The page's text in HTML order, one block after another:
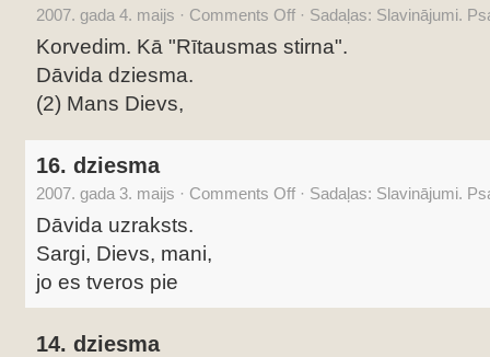
2007. gada 4. maijs · Comments Off · Sadaļas: Slavinājumi.
Korvedim. Kā "Rītausmas stirna".
Dāvida dziesma.
(2) Mans Dievs,
16. dziesma
2007. gada 3. maijs · Comments Off · Sadaļas: Slavinājumi.
Dāvida uzraksts.
Sargi, Dievs, mani,
jo es tveros pie
14. dziesma